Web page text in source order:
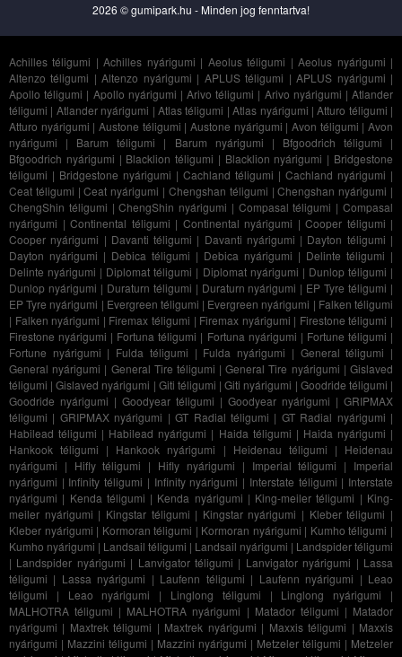
2026 © gumipark.hu - Minden jog fenntartva!
Achilles téligumi |Achilles nyárigumi | Aeolus téligumi |Aeolus nyárigumi |
Altenzo téligumi |Altenzo nyárigumi | APLUS téligumi |APLUS nyárigumi |
Apollo téligumi | Apollo nyárigumi |Arivo téligumi | Arivo nyárigumi |Atlander
téligumi | Atlander nyárigumi | Atlas téligumi |Atlas nyárigumi |Atturo téligumi |
Atturo nyárigumi |Austone téligumi |Austone nyárigumi |Avon téligumi |Avon
nyárigumi | Barum téligumi | Barum nyárigumi | Bfgoodrich téligumi |
Bfgoodrich nyárigumi | Blacklion téligumi | Blacklion nyárigumi | Bridgestone
téligumi | Bridgestone nyárigumi | Cachland téligumi | Cachland nyárigumi |
Ceat téligumi |Ceat nyárigumi | Chengshan téligumi |Chengshan nyárigumi |
ChengShin téligumi |ChengShin nyárigumi | Compasal téligumi |Compasal
nyárigumi | Continental téligumi | Continental nyárigumi | Cooper téligumi |
Cooper nyárigumi | Davanti téligumi | Davanti nyárigumi | Dayton téligumi |
Dayton nyárigumi | Debica téligumi | Debica nyárigumi | Delinte téligumi |
Delinte nyárigumi | Diplomat téligumi | Diplomat nyárigumi | Dunlop téligumi |
Dunlop nyárigumi | Duraturn téligumi | Duraturn nyárigumi | EP Tyre téligumi |
EP Tyre nyárigumi | Evergreen téligumi | Evergreen nyárigumi | Falken téligumi
| Falken nyárigumi | Firemax téligumi | Firemax nyárigumi | Firestone téligumi |
Firestone nyárigumi | Fortuna téligumi | Fortuna nyárigumi | Fortune téligumi |
Fortune nyárigumi | Fulda téligumi | Fulda nyárigumi | General téligumi |
General nyárigumi | General Tire téligumi |General Tire nyárigumi |Gislaved
téligumi |Gislaved nyárigumi | Giti téligumi |Giti nyárigumi | Goodride téligumi |
Goodride nyárigumi | Goodyear téligumi | Goodyear nyárigumi | GRIPMAX
téligumi | GRIPMAX nyárigumi |GT Radial téligumi | GT Radial nyárigumi |
Habilead téligumi | Habilead nyárigumi | Haida téligumi | Haida nyárigumi |
Hankook téligumi | Hankook nyárigumi | Heidenau téligumi | Heidenau
nyárigumi | Hifly téligumi | Hifly nyárigumi | Imperial téligumi | Imperial
nyárigumi | Infinity téligumi | Infinity nyárigumi | Interstate téligumi | Interstate
nyárigumi | Kenda téligumi | Kenda nyárigumi | King-meiler téligumi | King-
meiler nyárigumi | Kingstar téligumi | Kingstar nyárigumi | Kleber téligumi |
Kleber nyárigumi | Kormoran téligumi | Kormoran nyárigumi | Kumho téligumi |
Kumho nyárigumi | Landsail téligumi | Landsail nyárigumi | Landspider téligumi
| Landspider nyárigumi | Lanvigator téligumi | Lanvigator nyárigumi | Lassa
téligumi | Lassa nyárigumi | Laufenn téligumi | Laufenn nyárigumi | Leao
téligumi | Leao nyárigumi | Linglong téligumi | Linglong nyárigumi |
MALHOTRA téligumi | MALHOTRA nyárigumi | Matador téligumi | Matador
nyárigumi | Maxtrek téligumi | Maxtrek nyárigumi | Maxxis téligumi | Maxxis
nyárigumi | Mazzini téligumi | Mazzini nyárigumi | Metzeler téligumi | Metzeler